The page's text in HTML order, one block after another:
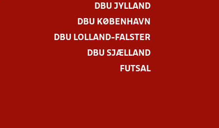
DBU JYLLAND
DBU KØBENHAVN
DBU LOLLAND-FALSTER
DBU SJÆLLAND
FUTSAL